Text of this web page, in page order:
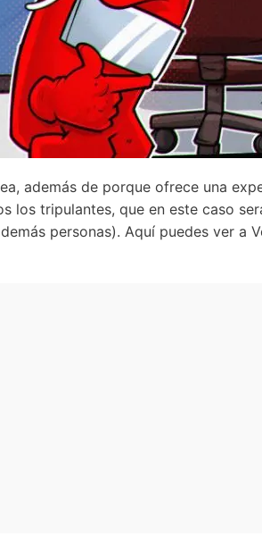
además de porque ofrece una
tripulantes, que en este caso
personas). Aquí puedes ver a